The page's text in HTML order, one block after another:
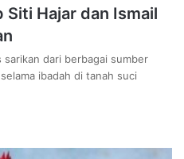
Siti Hajar dan Ismail
sarikan dari berbagai sumber
ibadah di tanah suci